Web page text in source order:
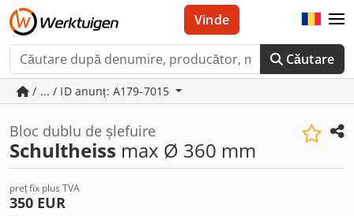
Căutare
Vinde
/ ... / ID anunț: A179-7015
Bloc dublu de șlefuire
Schultheiss max Ø 360 mm
preț fix plus TVA
350 EUR